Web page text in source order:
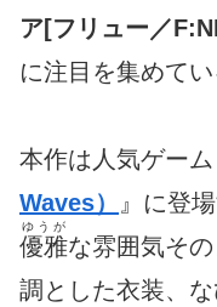
ア[フリュー／
に注目を集めてい
本作は人気ゲーム
Waves） 』に登
優雅
ゆうが
な雰囲気そ
調とした衣装、な